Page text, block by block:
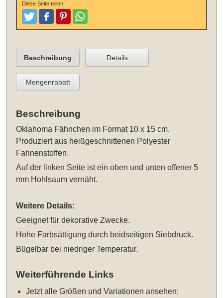
Diese Seite teilen:
TweetenPostenPinterestTeilen
Beschreibung Details
Mengenrabatt
Beschreibung
Oklahoma Fähnchen im Format 10 x 15 cm.
Produziert aus heißgeschnittenen Polyester
Fahnenstoffen.
Auf der linken Seite ist ein oben und unten offener 5
mm Hohlsaum vernäht.
Weitere Details:
Geeignet für dekorative Zwecke.
Hohe Farbsättigung durch beidseitigen Siebdruck.
Bügelbar bei niedriger Temperatur.
Weiterführende Links
Jetzt alle Größen und Variationen ansehen: